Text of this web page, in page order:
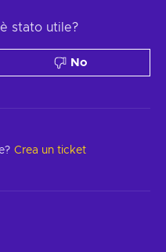
stato utile?
No
Crea un ticket